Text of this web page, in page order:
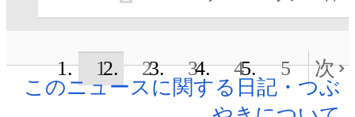
1 2 3 4 5
次
このニュースに関する日記・つぶ